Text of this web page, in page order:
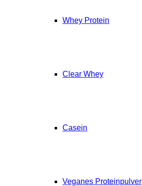
Whey Protein
Clear Whey
Casein
Veganes Proteinpulver